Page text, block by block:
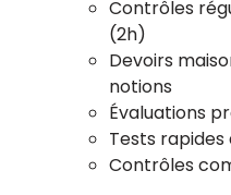
Contrôles
(2h)
Devoirs
notions
Évaluations
Tests
Contrôles